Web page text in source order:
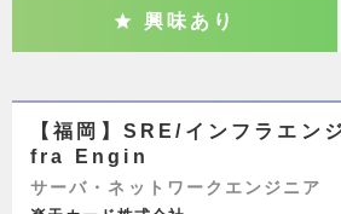
興味あり
【福岡】SRE/インフラエ
fra Engin
サーバ・ネットワークエンジニア